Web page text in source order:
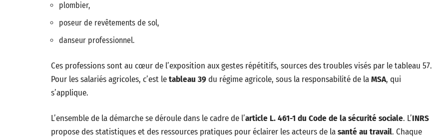
plombier,
poseur de revêtements de sol,
danseur professionnel.
Ces professions sont au cœur de l’exposition aux gestes répétitifs, sources des troubles visés par le tableau 57.
Pour les salariés agricoles, c’est letableau 39du régime agricole, sous la responsabilité de laMSA, qui
s’applique.
L’ensemble de la démarche se déroule dans le cadre de l’article L. 461-1 du Code de la sécurité sociale. L’INRS
propose des statistiques et des ressources pratiques pour éclairer les acteurs de lasanté au travail. Chaque